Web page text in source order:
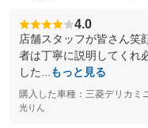
4.0
店舗スタッフが皆さん笑
者は丁寧に説明してくれ
した...
もっと見る
購入した車種：三菱デリカミ
光りん